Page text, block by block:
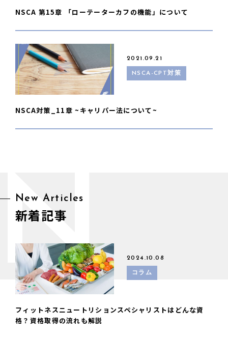
NSCA 第15章 「ローテーターカフの機能」について
2021.09.21
NSCA-CPT対策
NSCA対策_11章 ~キャリパー法について~
New Articles
新着記事
2024.10.08
コラム
フィットネスニュートリションスペシャリストはどんな資
格？資格取得の流れも解説